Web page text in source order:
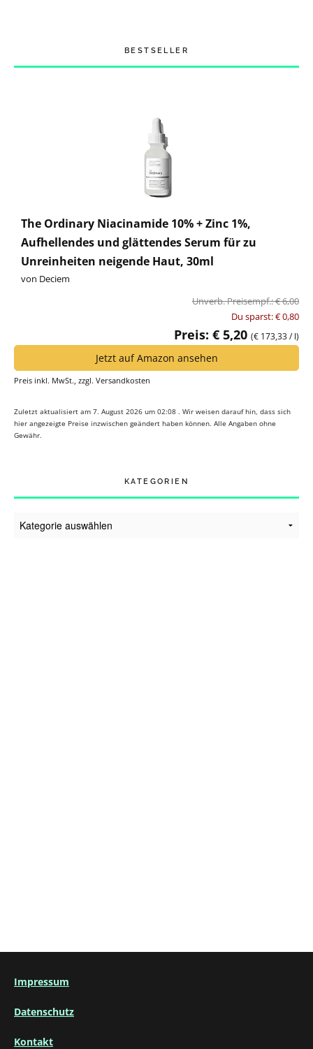
BESTSELLER
The Ordinary Niacinamide 10% + Zinc 1%,
Aufhellendes und glättendes Serum für zu
Unreinheiten neigende Haut, 30ml
von Deciem
Unverb. Preisempf.: € 6,00
Du sparst: € 0,80
Preis: € 5,20 (€ 173,33 / l)
Jetzt auf Amazon ansehen
Preis inkl. MwSt., zzgl. Versandkosten
Zuletzt aktualisiert am 7. August 2026 um 02:08 . Wir weisen darauf hin, dass sich
hier angezeigte Preise inzwischen geändert haben können. Alle Angaben ohne
Gewähr.
KATEGORIEN
Kategorien
Impressum
Datenschutz
Kontakt